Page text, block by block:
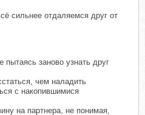
сильнее отдаляемся друг от
заново узнать друг
чем наладить
с накопившимися
на партнера, не понимая,